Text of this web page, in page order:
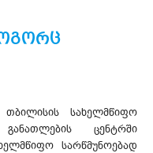
თბილისის სახელმწიფო
ცენტრში
სარწმუნოებად